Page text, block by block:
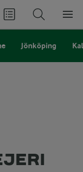
Jönköping